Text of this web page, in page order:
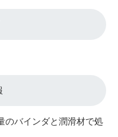
のバインダと潤滑材で処